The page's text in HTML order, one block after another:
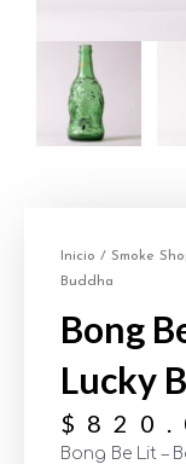
Inicio / Smoke
Buddha
Bong
Lucky
$
Bong Be Lit –